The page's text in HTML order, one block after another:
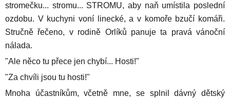
stromečku... stromu... STROMU, aby naň umístila poslední
ozdobu. V kuchyni voní linecké, a v komoře bzučí komáři.
Stručně řečeno, v rodině Orlíků panuje ta pravá vánoční
nálada.
"Ale něco tu přece jen chybí... Hosti!"
"Za chvíli jsou tu hosti!"
Mnoha účastníkům, včetně mne, se splnil dávný dětský